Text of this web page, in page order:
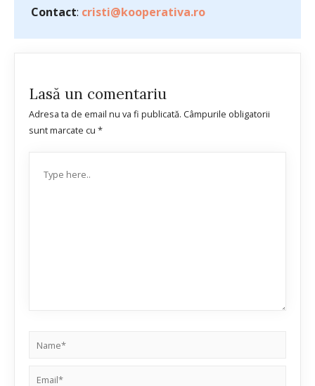
Contact: cristi@kooperativa.ro
Lasă un comentariu
Adresa ta de email nu va fi publicată. Câmpurile obligatorii
sunt marcate cu *